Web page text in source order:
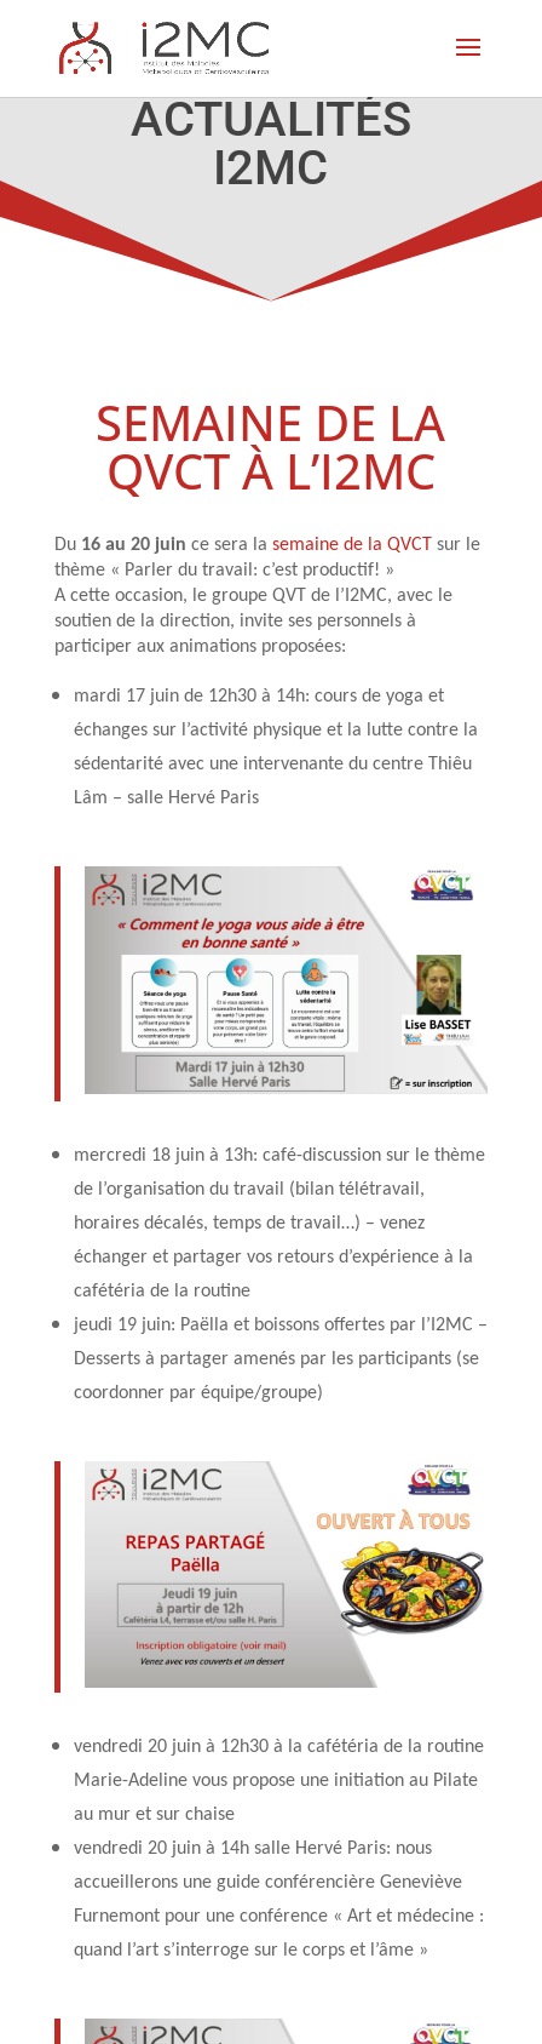
ACTUALITÉS
I2MC
SEMAINE DE LA
QVCT À L’I2MC
Du 16 au 20 juin ce sera la semaine de la QVCT sur le
thème « Parler du travail: c’est productif! »
A cette occasion, le groupe QVT de l’I2MC, avec le
soutien de la direction, invite ses personnels à
participer aux animations proposées:
mardi 17 juin de 12h30 à 14h: cours de yoga et
échanges sur l’activité physique et la lutte contre la
sédentarité avec une intervenante du centre Thiêu
Lâm – salle Hervé Paris
mercredi 18 juin à 13h: café-discussion sur le thème
de l’organisation du travail (bilan télétravail,
horaires décalés, temps de travail…) – venez
échanger et partager vos retours d’expérience à la
cafétéria de la routine
jeudi 19 juin: Paëlla et boissons offertes par l’I2MC –
Desserts à partager amenés par les participants (se
coordonner par équipe/groupe)
vendredi 20 juin à 12h30 à la cafétéria de la routine
Marie-Adeline vous propose une initiation au Pilate
au mur et sur chaise
vendredi 20 juin à 14h salle Hervé Paris: nous
accueillerons une guide conférencière Geneviève
Furnemont pour une conférence « Art et médecine :
quand l’art s’interroge sur le corps et l’âme »